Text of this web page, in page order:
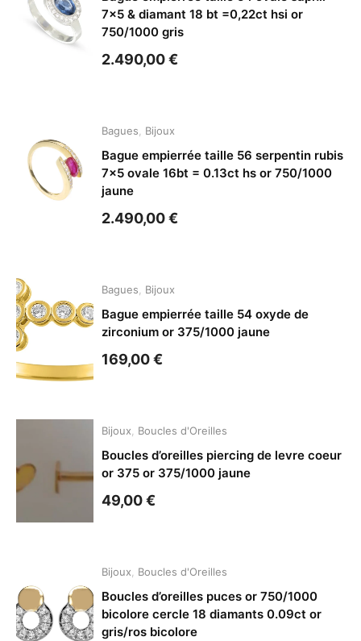
7×5 & diamant 18 bt =0,22ct hsi or
750/1000 gris
2.490,00€
Bagues Bijoux
Bague empierrée taille 56 serpentin rubis
7×5 ovale 16bt = 0.13ct hs or 750/1000
jaune
2.490,00€
Bagues Bijoux
Bague empierrée taille 54 oxyde de
zirconium or 375/1000 jaune
169,00€
Bijoux Boucles d'Oreilles
Boucles d’oreilles piercing de levre coeur
or 375 or 375/1000 jaune
49,00€
Bijoux Boucles d'Oreilles
Boucles d’oreilles puces or 750/1000
bicolore cercle 18 diamants 0.09ct or
gris/ros bicolore